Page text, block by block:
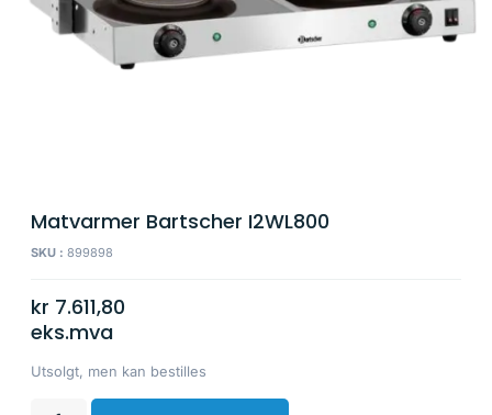
Matvarmer Bartscher I2WL800
SKU : 899898
kr 7.611,80
eks.mva
Utsolgt, men kan bestilles